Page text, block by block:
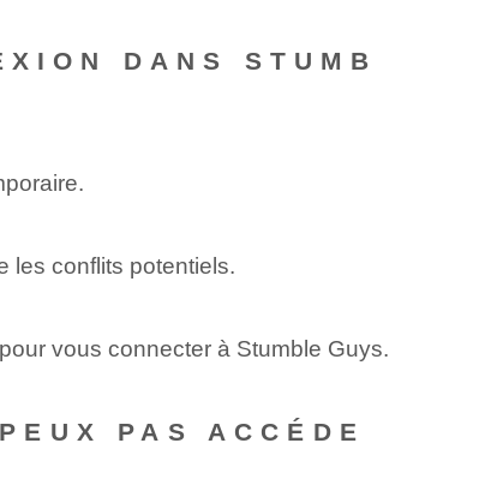
DANS STUMB
les conflits potentiels.
vous connecter à Stumble Guys.
PAS ACCÉDE